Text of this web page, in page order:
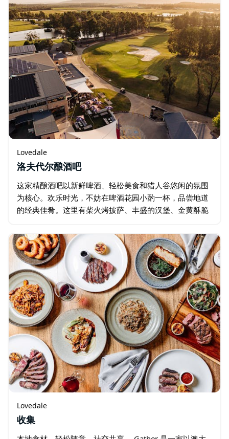
Lovedale
洛夫代尔酿酒吧
这家精酿酒吧以新鲜啤酒、轻松美食和猎人谷悠闲的氛围
为核心。欢乐时光，不妨在啤酒花园小酌一杯，品尝地道
的经典佳肴。这里有柴火烤披萨、丰盛的汉堡、金黄酥脆
还有儿童餐——简单却令人满足的用餐体验。…
Lovedale
收集